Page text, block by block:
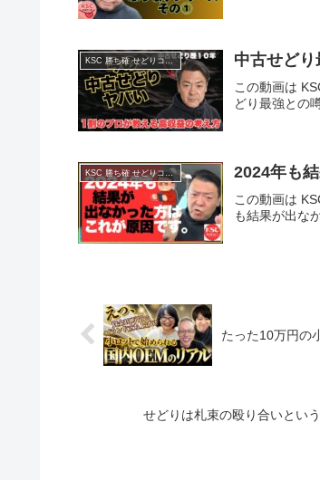
KSC 勝ち確 せどりコミュニティ 中古せど
この動画は
どり最強との
KSC 勝ち確 せどりコミュニティ 2024年も
この動画は
も結果が出な
たった10万円の
せどりは札束の殴り合いとい